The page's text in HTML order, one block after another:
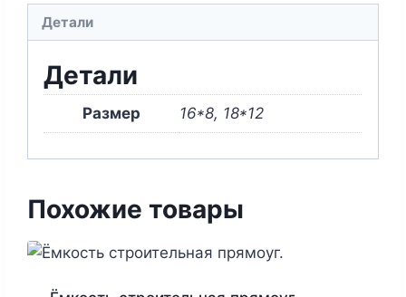
Детали
Детали
Размер 16*8, 18*12
Похожие товары